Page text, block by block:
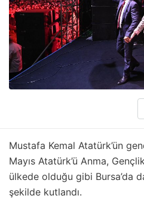
Mustafa Kemal Atatürk’ün
Mayıs Atatürk’ü Anma,
ülkede olduğu gibi Bursa’da
şekilde kutlandı.